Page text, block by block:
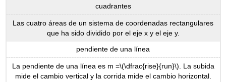
cuadrantes
Las cuatro áreas de un sistema de coordenadas rectangulares
que ha sido dividido por el eje x y el eje y.
pendiente de una línea
La pendiente de una línea es m =\(\dfrac{rise}{run}\) . La subida
mide el cambio vertical y la corrida mide el cambio horizontal.